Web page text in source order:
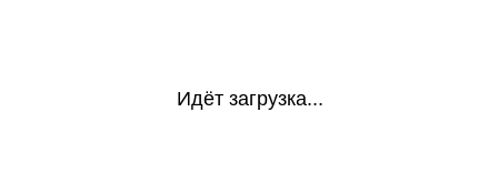
Идёт загрузка...